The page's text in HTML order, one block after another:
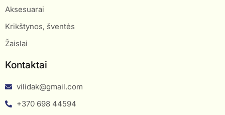
Aksesuarai
Krikštynos, šventės
Žaislai
Kontaktai
vilidak@gmail.com
+370 698 44594